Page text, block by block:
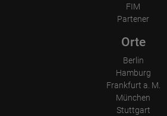
FIM
Partener
Orte
Berlin
Hamburg
Frankfurt a. M.
München
Stuttgart